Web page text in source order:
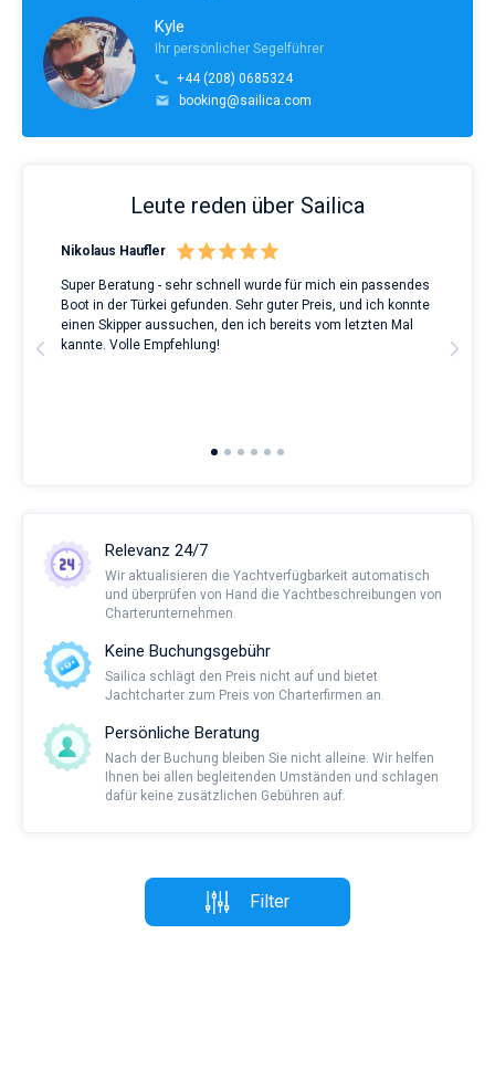
Kyle
Ihr persönlicher Segelführer
+44 (208) 0685324
booking@sailica.com
Leute reden über Sailica
Nikolaus Haufler
Super Beratung - sehr schnell wurde für mich ein passendes
Boot in der Türkei gefunden. Sehr guter Preis, und ich konnte
einen Skipper aussuchen, den ich bereits vom letzten Mal
kannte. Volle Empfehlung!
Relevanz 24/7
Wir aktualisieren die Yachtverfügbarkeit automatisch
und überprüfen von Hand die Yachtbeschreibungen von
Charterunternehmen.
Keine Buchungsgebühr
Sailica schlägt den Preis nicht auf und bietet
Jachtcharter zum Preis von Charterfirmen an.
Persönliche Beratung
Nach der Buchung bleiben Sie nicht alleine. Wir helfen
Ihnen bei allen begleitenden Umständen und schlagen
dafür keine zusätzlichen Gebühren auf.
Filter